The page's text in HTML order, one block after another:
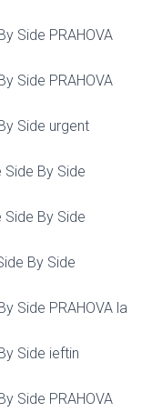
Side PRAHOVA
Side PRAHOVA
Side urgent
By Side
By Side
By Side
Side PRAHOVA la
Side ieftin
Side PRAHOVA